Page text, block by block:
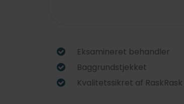
Eksamineret behandler
Baggrundstjekket
Kvalitetssikret af RaskRask